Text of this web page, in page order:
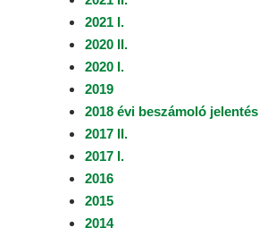
2021 I.
2020 II.
2020 I.
2019
2018 évi beszámoló jelentés
2017 II.
2017 I.
2016
2015
2014